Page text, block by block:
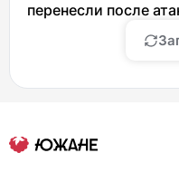
перенесли после